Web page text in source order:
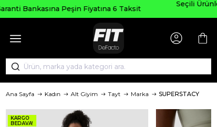
6 Taksit
Seçili Ürünlerde ₺2000 Üzeri ₺200
Ana Sayfa Kadın Alt Giyim Tayt Marka SUPERSTACY
KARGO
BEDAVA!